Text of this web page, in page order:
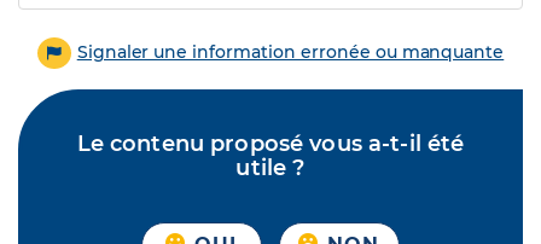
Signaler une information erronée ou manquante
Le contenu proposé vous a-t-il été
utile ?